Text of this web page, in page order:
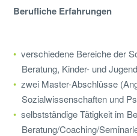
Berufliche Erfahrungen
verschiedene Bereiche der
Beratung, Kinder- und
zwei Master-Abschlüsse
Sozialwissenschaften und
selbstständige Tätigkeit im
Beratung/Coaching/